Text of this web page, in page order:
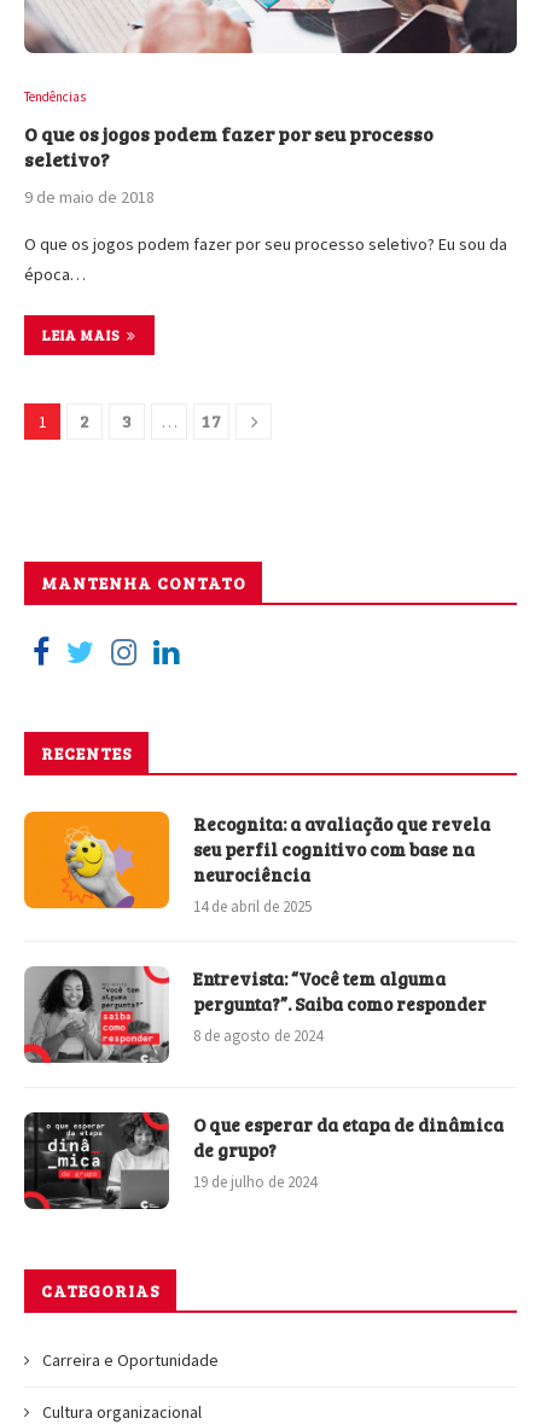
Tendências
O que os jogos podem fazer por seu processo
seletivo?
9 de maio de 2018
O que os jogos podem fazer por seu processo seletivo? Eu sou da
época…
LEIA MAIS
1 2 3 … 17
MANTENHA CONTATO
RECENTES
Recognita: a avaliação que revela
seu perfil cognitivo com base na
neurociência
14 de abril de 2025
Entrevista: “Você tem alguma
pergunta?”. Saiba como responder
8 de agosto de 2024
O que esperar da etapa de dinâmica
de grupo?
19 de julho de 2024
CATEGORIAS
Carreira e Oportunidade
Cultura organizacional